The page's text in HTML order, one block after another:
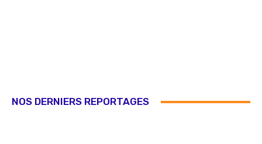
NOS DERNIERS REPORTAGES